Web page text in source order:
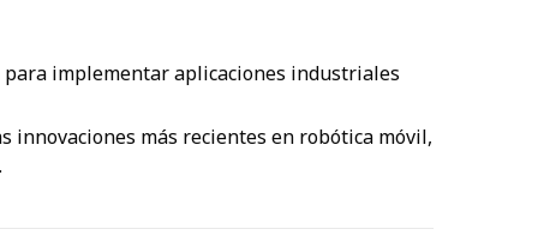
para implementar aplicaciones industriales
innovaciones más recientes en robótica móvil,